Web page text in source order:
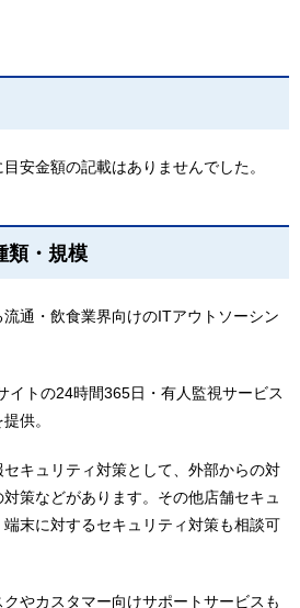
安金額の記載はありませんでした。
類・規模
通・飲食業界向けのITアウトソーシン
イトの24時間365日・有人監視サービス
供。
キュリティ対策として、外部からの対
策などがあります。その他店舗セキュ
末に対するセキュリティ対策も相談可
やカスタマー向けサポートサービスも